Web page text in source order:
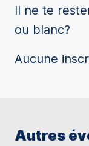
Il ne te
ou blanc?
Aucune
Autres